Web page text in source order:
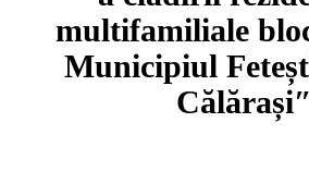
multifamiliale
Municipiul
Călărași″